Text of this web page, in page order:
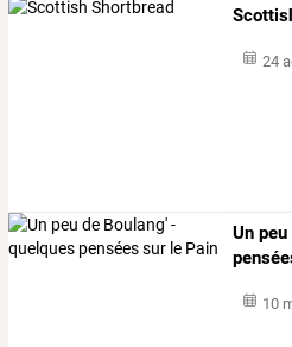
24
Un
10